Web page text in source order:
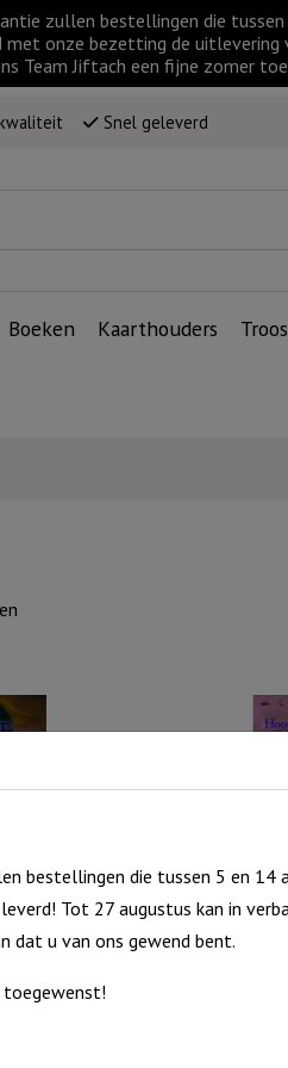
zullen bestellingen die
onze bezetting de
Team Jiftach een fijne zomer
Snel geleverd
Boeken Kaarthouders
het christelijk
Hoop voor
bestellingen die tussen 5 en
Tot 27 augustus kan in
dat u van ons gewend bent.
toegewenst!